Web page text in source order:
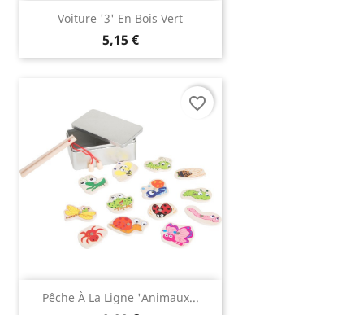
Voiture '3' En Bois Vert
5,15 €
Pêche À La Ligne 'animaux...
favorite_border